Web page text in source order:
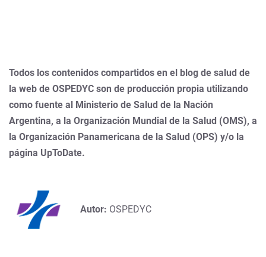
Todos los contenidos compartidos en el blog de salud de
la web de OSPEDYC son de producción propia utilizando
como fuente al Ministerio de Salud de la Nación
Argentina, a la Organización Mundial de la Salud (OMS), a
la Organización Panamericana de la Salud (OPS) y/o la
página UpToDate.
Autor: OSPEDYC